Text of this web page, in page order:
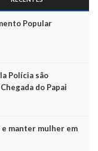
Popular
Polícia são
do Papai
manter mulher em